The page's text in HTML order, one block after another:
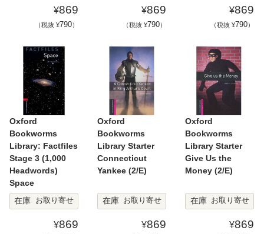
¥869
（税抜 ¥790）
¥869
（税抜 ¥790）
¥869
（税抜 ¥790）
Oxford
Bookworms
Library: Factfiles
Stage 3 (1,000
Headwords)
Space
在庫
お取り寄せ
¥869
Oxford
Bookworms
Library Starter
Connecticut
Yankee (2/E)
在庫 お取り寄せ
¥869
Oxford
Bookworms
Library Starter
Give Us the
Money (2/E)
在庫 お取り寄せ
¥869